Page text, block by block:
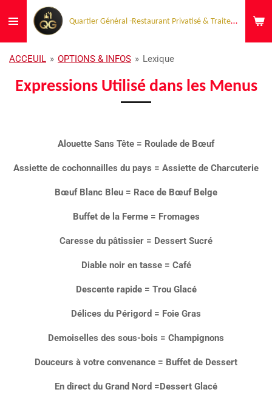
au
contenu
principal
Quartier Général -Restaurant Privatisé & Traiteur Événementiel
ACCEUIL » OPTIONS & INFOS » Lexique
Expressions Utilisé dans les Menus
Alouette Sans Tête = Roulade de Bœuf
Assiette de cochonnailles du pays = Assiette de Charcuterie
Bœuf Blanc Bleu = Race de Bœuf Belge
Buffet de la Ferme = Fromages
Caresse du pâtissier = Dessert Sucré
Diable noir en tasse = Café
Descente rapide = Trou Glacé
Délices du Périgord = Foie Gras
Demoiselles des sous-bois = Champignons
Douceurs à votre convenance = Buffet de Dessert
En direct du Grand Nord =Dessert Glacé